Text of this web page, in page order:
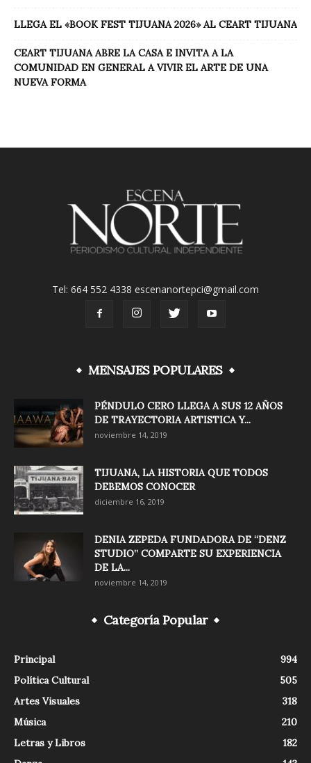
LLEGA EL «BOOK FEST TIJUANA 2026» AL CEART TIJUANA
CEART TIJUANA ABRE LA CASA E INVITA A LA
COMUNIDAD EN GENERAL A VIVIR EL ARTE DE UNA
NUEVA FORMA
Tel: 664 552 4338 escenanortepci@gmail.com
MENSAJES POPULARES
PÉNDULO CERO LLEGA A SUS 12 AÑOS
DE TRAYECTORIA ARTISTICA Y...
noviembre 14, 2019
TIJUANA, LA HISTORIA QUE TODOS
DEBEMOS CONOCER
diciembre 16, 2019
DENIA ZEPEDA FUNDADORA DE “DENZ
STUDIO” COMPARTE SU EXPERIENCIA
DE LA...
noviembre 14, 2019
Categoría Popular
Principal
994
Política Cultural
505
Artes Visuales
318
Música
210
Letras y Libros
182